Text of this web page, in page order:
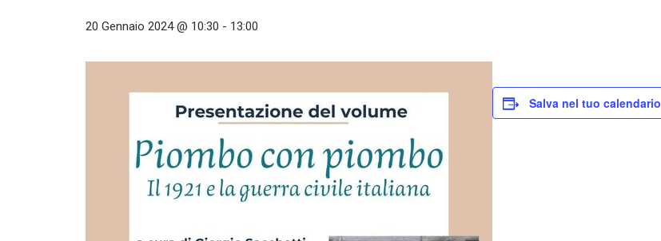
20 Gennaio 2024 @ 10:30 - 13:00
Salva nel tuo calendario